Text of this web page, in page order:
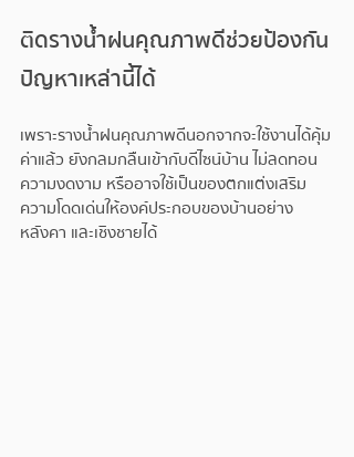
ติดรางน้ำฝนคุณภาพดีช่วยป้องกัน
ปัญหาเหล่านี้ได้
เพราะรางน้ำฝนคุณภาพดีนอกจากจะใช้งานได้คุ้ม
ค่าแล้ว ยังกลมกลืนเข้ากับดีไซน์บ้าน ไม่ลดทอน
ความงดงาม หรืออาจใช้เป็นของตกแต่งเสริม
ความโดดเด่นให้องค์ประกอบของบ้านอย่าง
หลังคา และเชิงชายได้